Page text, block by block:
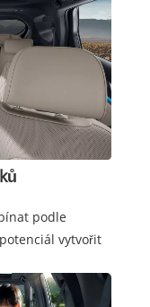
podle
vytvořit